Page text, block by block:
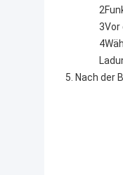
3Vor
5. Nach der